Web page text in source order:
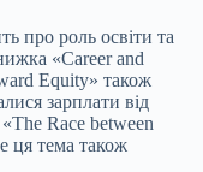
про роль освіти та
«Career and
Equity» також
зарплати від
«The Race between
ця тема також